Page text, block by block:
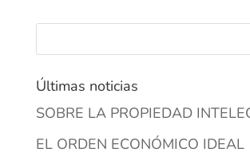
Últimas noticias
SOBRE LA PROPIEDAD
EL ORDEN ECONÓMICO IDEAL